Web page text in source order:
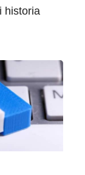
historia